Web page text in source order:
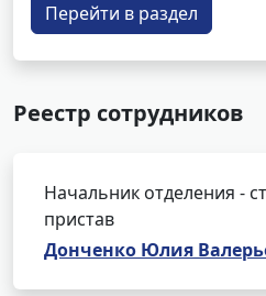
Перейти в раздел
Реестр сотрудников
Начальник отделения -
пристав
Донченко Юлия